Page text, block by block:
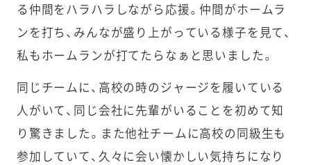
る仲間をハラハラしながら応援。仲間がホームラ
ンを打ち、みんなが盛り上がっている様子を見て、
私もホームランが打てたらなぁと思いました。
同じチームに、高校の時のジャージを履いている
人がいて、同じ会社に先輩がいることを初めて知
り驚きました。また他社チームに高校の同級生も
参加していて、久々に会い懐かしい気持ちになり